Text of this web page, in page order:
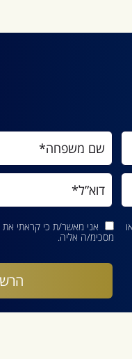
אני מאשר/ת כי קראתי את
מסכימ/ה אליה.